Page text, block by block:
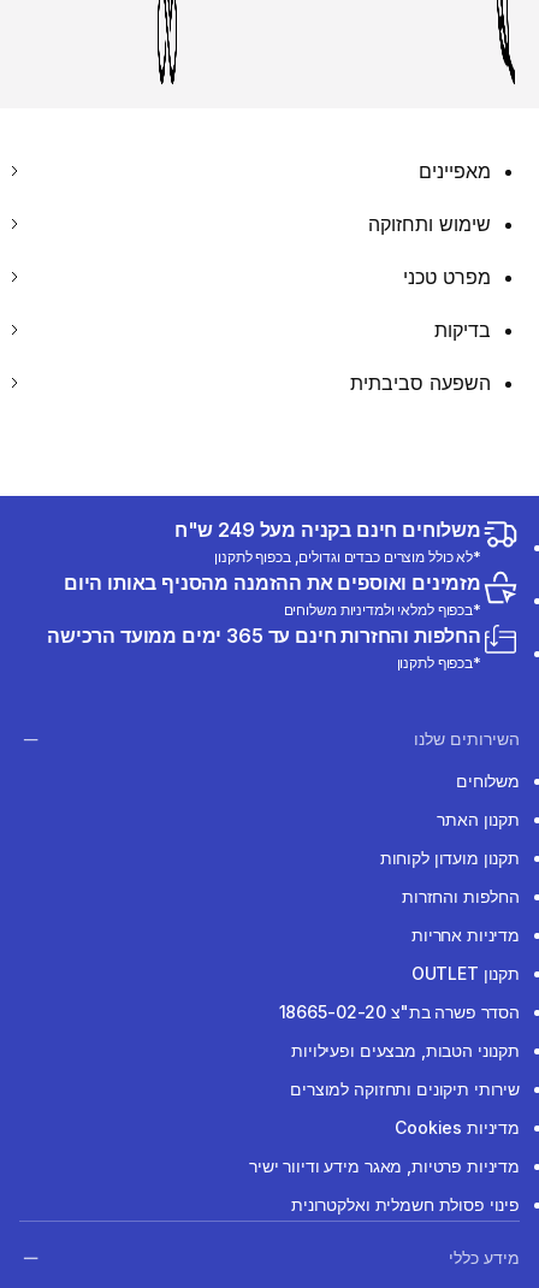
מאפיינים
שימוש ותחזוקה
מפרט טכני
בדיקות
השפעה סביבתית
משלוחים חינם בקניה מעל 249 ש"ח
*לא כולל מוצרים כבדים וגדולים, בכפוף לתקנון
מזמינים ואוספים את ההזמנה מהסניף באותו היום
*בכפוף למלאי ולמדיניות משלוחים
החלפות והחזרות חינם עד 365 ימים ממועד הרכישה
*בכפוף לתקנון
השירותים שלנו
משלוחים
תקנון האתר
תקנון מועדון לקוחות
החלפות והחזרות
מדיניות אחריות
תקנון OUTLET
הסדר פשרה בת"צ 18665-02-20
תקנוני הטבות, מבצעים ופעילויות
שירותי תיקונים ותחזוקה למוצרים
מדיניות Cookies
מדיניות פרטיות, מאגר מידע ודיוור ישיר
פינוי פסולת חשמלית ואלקטרונית
מידע כללי